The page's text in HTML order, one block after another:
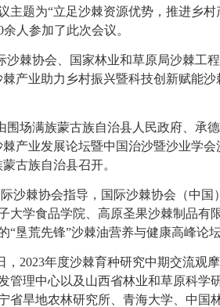
主题为“立足沙棘资源优势，推进乡村
人参加了此次会议。
沙棘协会、国家林业和草原局沙棘工
棘产业助力乡村振兴暨科技创新赋能
围场满族蒙古族自治县人民政府、承
产业发展论坛暨中国治沙暨沙业学
古族自治县召开。
际沙棘协会指导，国际沙棘协会（中
大学食品学院、高原圣果沙棘制品有
“垦荒先锋”沙棘油营养与健康高峰论
，2023年度沙棘育种研究中期交流观
管理中心以及山西省林业和草原科学
省旱地农林研究所、青海大学、中国